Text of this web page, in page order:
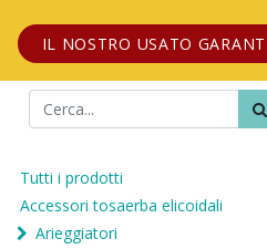
IL NOSTRO USATO
Tutti i prodotti
Accessori tosaerba elicoidali
Arieggiatori